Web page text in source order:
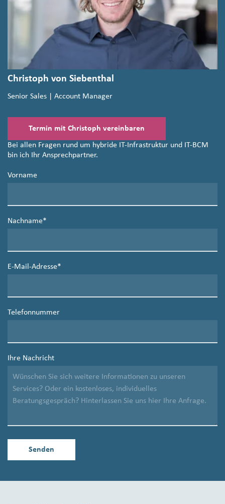
Christoph von Siebenthal
Senior Sales | Account Manager
Termin mit Christoph vereinbaren
Bei allen Fragen rund um hybride IT-Infrastruktur und IT-BCM
bin ich Ihr Ansprechpartner.
Vorname
Nachname*
E-Mail-Adresse*
Telefonnummer
Ihre Nachricht